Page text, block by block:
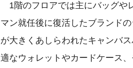
1階のフロアでは主にバッグや
マン就任後に復活したブランド
が大きくあしらわれたキャンバ
適なウォレットやカードケース